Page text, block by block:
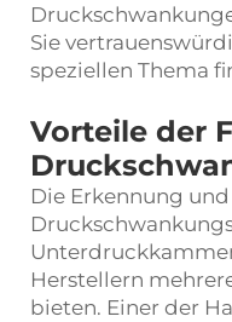
Sie
speziellen Thema
Vorteile der
Die Erkennung
Herstellern
bieten. Einer der